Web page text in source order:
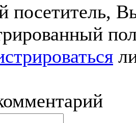
посетитель,